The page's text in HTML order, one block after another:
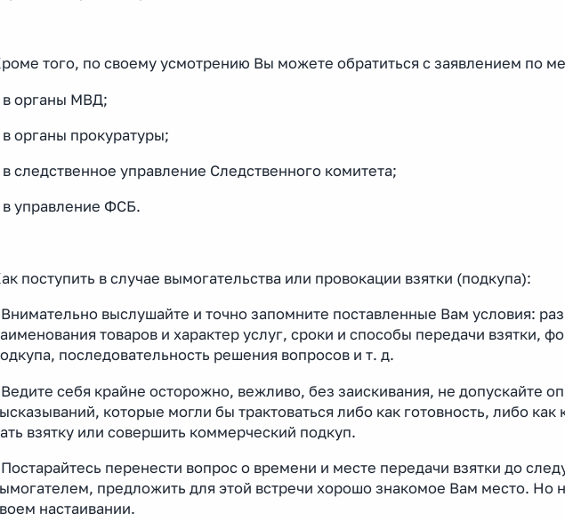
того, по своему усмотрению Вы можете обратиться с заявлением по
в органы МВД;
в органы прокуратуры;
в следственное управление Следственного комитета;
в управление ФСБ.
поступить в случае вымогательства или провокации взятки (подкупа):
Внимательно выслушайте и точно запомните поставленные Вам условия:
товаров и характер услуг, сроки и способы передачи взятки,
последовательность решения вопросов и т. д.
Ведите себя крайне осторожно, вежливо, без заискивания, не допускайте
которые могли бы трактоваться либо как готовность, либо как
взятку или совершить коммерческий подкуп.
Постарайтесь перенести вопрос о времени и месте передачи взятки до
предложить для этой встречи хорошо знакомое Вам место. Но
настаивании.